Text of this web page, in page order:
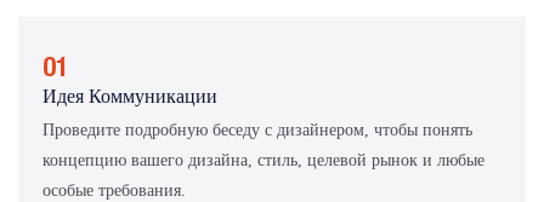
01
Идея Коммуникации
Проведите подробную беседу с дизайнером, чтобы понять
концепцию вашего дизайна, стиль, целевой рынок и любые
особые требования.